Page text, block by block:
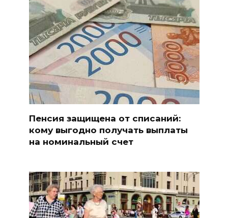
Пенсия защищена от списаний:
кому выгодно получать выплаты
на номинальный счет